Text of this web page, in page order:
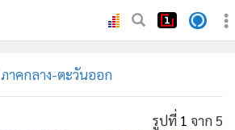
ภาคกลาง-ตะวันออก
รูปที่ 1 จาก 5